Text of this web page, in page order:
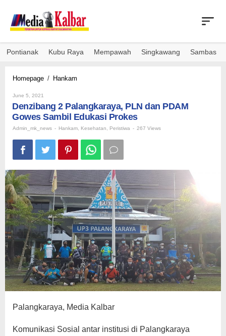
content
Pontianak Kubu Raya Mempawah Singkawang Sambas
Homepage / Hankam
PLN
dan
Gowes
Sambil
Edukasi
Prokes
June 5, 2021
Denzibang 2 Palangkaraya, PLN dan PDAM
Gowes Sambil Edukasi Prokes
Admin_mk_news - Hankam Kesehatan Peristiwa - 267 Views
Palangkaraya, Media Kalbar
Komunikasi Sosial antar institusi di Palangkaraya